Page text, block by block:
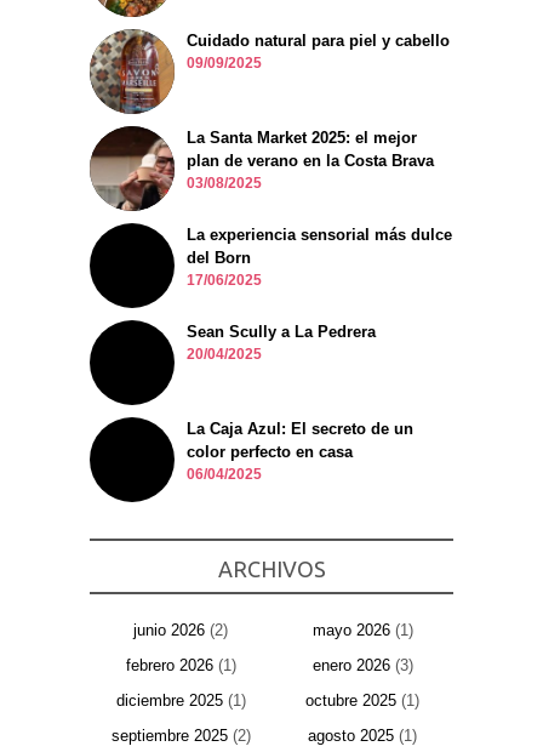
Cuidado natural para piel y cabello
09/09/2025
La Santa Market 2025: el mejor
plan de verano en la Costa Brava
03/08/2025
La experiencia sensorial más dulce
del Born
17/06/2025
Sean Scully a La Pedrera
20/04/2025
La Caja Azul: El secreto de un
color perfecto en casa
06/04/2025
ARCHIVOS
junio 2026 (2) mayo 2026(1)
febrero 2026(1) enero 2026(3)
diciembre 2025(1) octubre 2025 (1)
septiembre 2025(2) agosto 2025 (1)